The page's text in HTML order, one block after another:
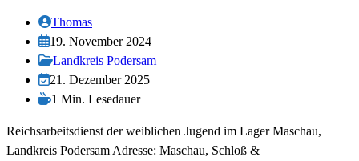
Beitrags-
Autor:
Thomas
Beitrag
veröffentlicht:
19. November 2024
Beitrags-
Kategorie:
Landkreis Podersam
Beitrag
zuletzt
am:
21. Dezember 2025
Lesedauer:
1 Min. Lesedauer
Reichsarbeitsdienst der weiblichen Jugend im Lager Maschau,
Landkreis Podersam Adresse: Maschau, Schloß &